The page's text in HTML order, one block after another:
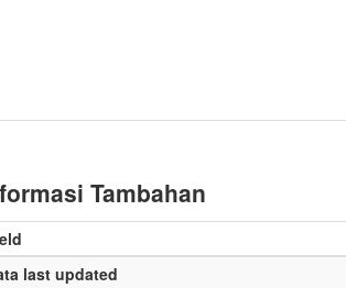
Tambahan
last updated